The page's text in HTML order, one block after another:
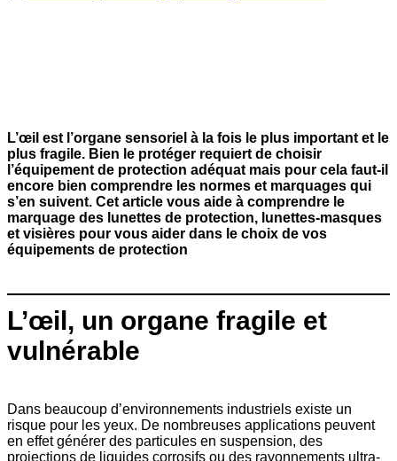
L’œil est l’organe sensoriel à la fois le plus important et le
plus fragile. Bien le protéger requiert de choisir
l’équipement de protection adéquat mais pour cela faut-il
encore bien comprendre les normes et marquages qui
s’en suivent. Cet article vous aide à comprendre le
marquage des lunettes de protection, lunettes-masques
et visières pour vous aider dans le choix de vos
équipements de protection
L’œil, un organe fragile et
vulnérable
Dans beaucoup d’environnements industriels existe un
risque pour les yeux. De nombreuses applications peuvent
en effet générer des particules en suspension, des
projections de liquides corrosifs ou des rayonnements ultra-